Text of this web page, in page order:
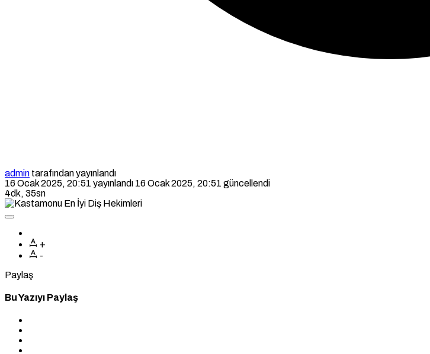
admin tarafından yayınlandı
16 Ocak 2025, 20:51 yayınlandı 16 Ocak 2025, 20:51 güncellendi
4dk, 35sn
+
-
Paylaş
Bu Yazıyı Paylaş